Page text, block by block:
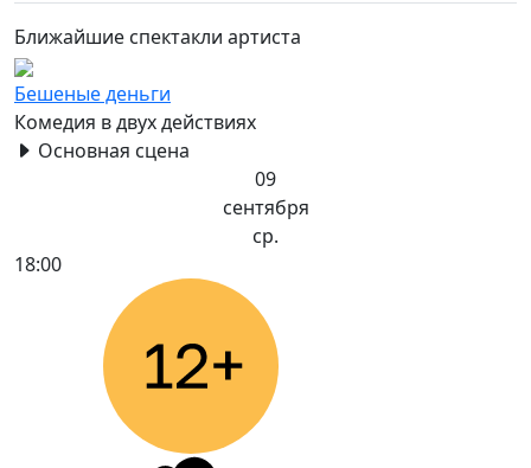
Ближайшие спектакли артиста
Бешеные деньги
Комедия в двух действиях
Основная сцена
09
сентября
ср.
18:00